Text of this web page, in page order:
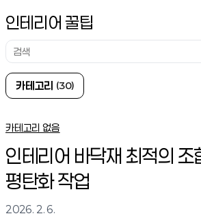
인테리어 꿀팁
검
색
카
테
고
리
카테고리 (30)
카테고리 없음
인테리어 바닥재 최적의 조
평탄화 작업
2026. 2. 6.